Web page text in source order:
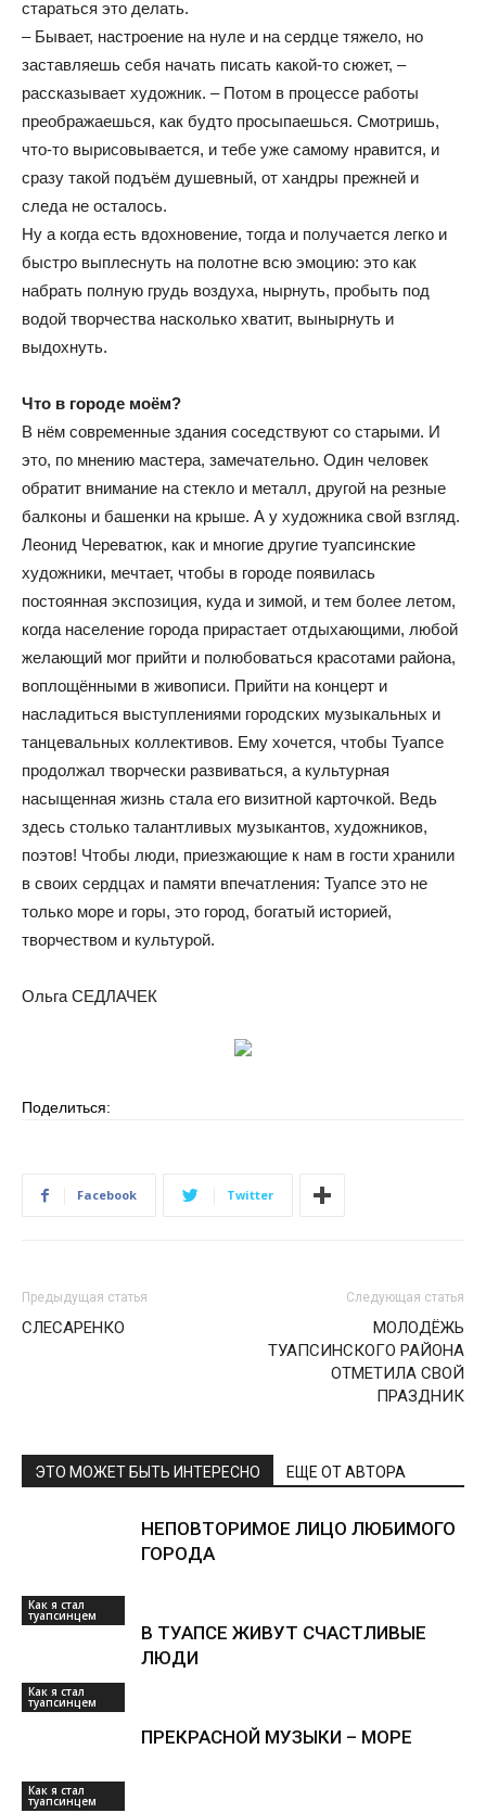
стараться это делать.
– Бывает, настроение на нуле и на сердце тяжело, но
заставляешь себя начать писать какой-то сюжет, –
рассказывает художник. – Потом в процессе работы
преображаешься, как будто просыпаешься. Смотришь,
что-то вырисовывается, и тебе уже самому нравится, и
сразу такой подъём душевный, от хандры прежней и
следа не осталось.
Ну а когда есть вдохновение, тогда и получается легко и
быстро выплеснуть на полотне всю эмоцию: это как
набрать полную грудь воздуха, нырнуть, пробыть под
водой творчества насколько хватит, вынырнуть и
выдохнуть.
Что в городе моём?
В нём современные здания соседствуют со старыми. И
это, по мнению мастера, замечательно. Один человек
обратит внимание на стекло и металл, другой на резные
балконы и башенки на крыше. А у художника свой взгляд.
Леонид Череватюк, как и многие другие туапсинские
художники, мечтает, чтобы в городе появилась
постоянная экспозиция, куда и зимой, и тем более летом,
когда население города прирастает отдыхающими, любой
желающий мог прийти и полюбоваться красотами района,
воплощёнными в живописи. Прийти на концерт и
насладиться выступлениями городских музыкальных и
танцевальных коллективов. Ему хочется, чтобы Туапсе
продолжал творчески развиваться, а культурная
насыщенная жизнь стала его визитной карточкой. Ведь
здесь столько талантливых музыкантов, художников,
поэтов! Чтобы люди, приезжающие к нам в гости хранили
в своих сердцах и памяти впечатления: Туапсе это не
только море и горы, это город, богатый историей,
творчеством и культурой.
Ольга СЕДЛАЧЕК
Поделиться:
Facebook Twitter
Предыдущая статья
СЛЕСАРЕНКО
Следующая статья
МОЛОДЁЖЬ
ТУАПСИНСКОГО РАЙОНА
ОТМЕТИЛА СВОЙ
ПРАЗДНИК
ЭТО МОЖЕТ БЫТЬ ИНТЕРЕСНО ЕЩЕ ОТ АВТОРА
Как я стал
туапсинцем
НЕПОВТОРИМОЕ ЛИЦО ЛЮБИМОГО
ГОРОДА
Как я стал
туапсинцем
В ТУАПСЕ ЖИВУТ СЧАСТЛИВЫЕ
ЛЮДИ
Как я стал
туапсинцем
ПРЕКРАСНОЙ МУЗЫКИ – МОРЕ